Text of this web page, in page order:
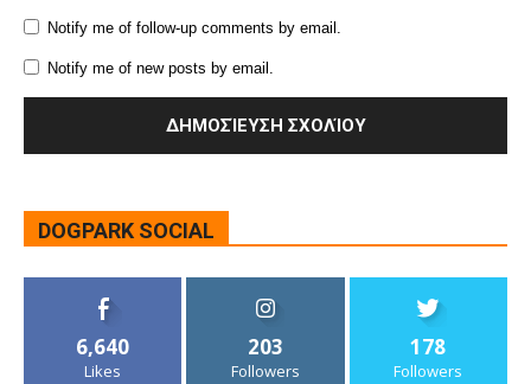
Notify me of follow-up comments by email.
Notify me of new posts by email.
DOGPARK SOCIAL
6,640
Likes
203
Followers
178
Followers